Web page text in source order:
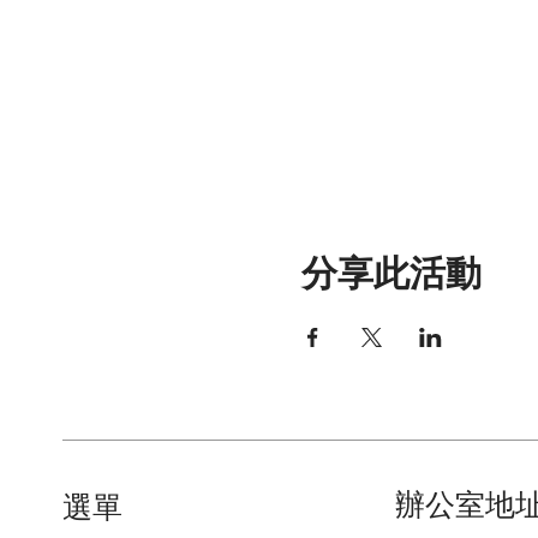
分享此活動
​選單 辦公室地